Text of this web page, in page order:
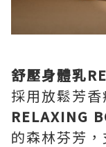
舒壓身體乳
採用放鬆芳香
RELAXING
的森林芬芳